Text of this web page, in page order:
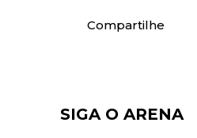
Compartilhe
SIGA O ARENA